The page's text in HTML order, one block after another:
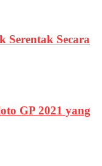
Serentak Secara
GP 2021 yang